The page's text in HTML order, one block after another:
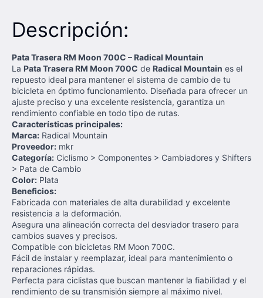
Descripción:
Pata Trasera RM Moon 700C – Radical Mountain
La Pata Trasera RM Moon 700C de Radical Mountain es el
repuesto ideal para mantener el sistema de cambio de tu
bicicleta en óptimo funcionamiento. Diseñada para ofrecer un
ajuste preciso y una excelente resistencia, garantiza un
rendimiento confiable en todo tipo de rutas.
Características principales:
Marca: Radical Mountain
Proveedor: mkr
Categoría: Ciclismo > Componentes > Cambiadores y Shifters
> Pata de Cambio
Color: Plata
Beneficios:
Fabricada con materiales de alta durabilidad y excelente
resistencia a la deformación.
Asegura una alineación correcta del desviador trasero para
cambios suaves y precisos.
Compatible con bicicletas RM Moon 700C.
Fácil de instalar y reemplazar, ideal para mantenimiento o
reparaciones rápidas.
Perfecta para ciclistas que buscan mantener la fiabilidad y el
rendimiento de su transmisión siempre al máximo nivel.